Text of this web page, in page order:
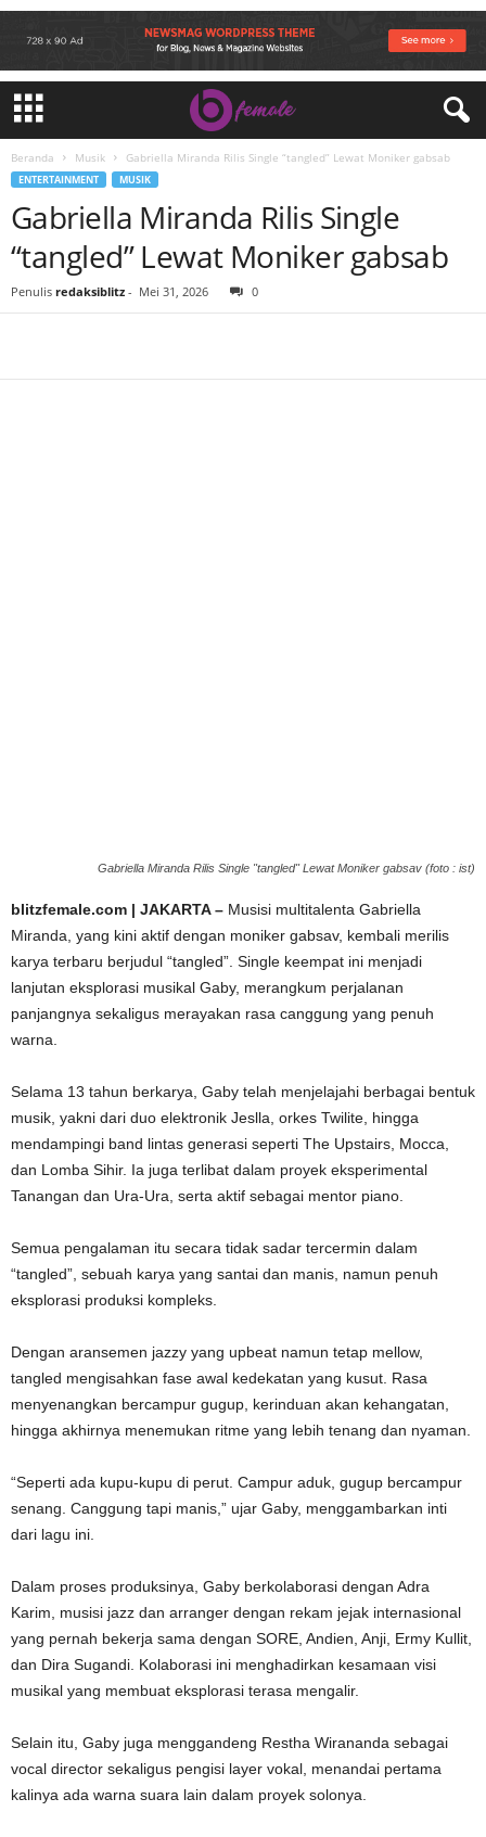
Beranda Musik Gabriella Miranda Rilis Single “tangled” Lewat Moniker gabsab
ENTERTAINMENT MUSIK
Gabriella Miranda Rilis Single
“tangled” Lewat Moniker gabsab
Penulis redaksiblitz - Mei 31, 2026 0
Gabriella Miranda Rilis Single "tangled" Lewat Moniker gabsav (foto : ist)
blitzfemale.com | JAKARTA – Musisi multitalenta Gabriella
Miranda, yang kini aktif dengan moniker gabsav, kembali merilis
karya terbaru berjudul “tangled”. Single keempat ini menjadi
lanjutan eksplorasi musikal Gaby, merangkum perjalanan
panjangnya sekaligus merayakan rasa canggung yang penuh
warna.
Selama 13 tahun berkarya, Gaby telah menjelajahi berbagai bentuk
musik, yakni dari duo elektronik Jeslla, orkes Twilite, hingga
mendampingi band lintas generasi seperti The Upstairs, Mocca,
dan Lomba Sihir. Ia juga terlibat dalam proyek eksperimental
Tanangan dan Ura-Ura, serta aktif sebagai mentor piano.
Semua pengalaman itu secara tidak sadar tercermin dalam
“tangled”, sebuah karya yang santai dan manis, namun penuh
eksplorasi produksi kompleks.
Dengan aransemen jazzy yang upbeat namun tetap mellow,
tangled mengisahkan fase awal kedekatan yang kusut. Rasa
menyenangkan bercampur gugup, kerinduan akan kehangatan,
hingga akhirnya menemukan ritme yang lebih tenang dan nyaman.
“Seperti ada kupu-kupu di perut. Campur aduk, gugup bercampur
senang. Canggung tapi manis,” ujar Gaby, menggambarkan inti
dari lagu ini.
Dalam proses produksinya, Gaby berkolaborasi dengan Adra
Karim, musisi jazz dan arranger dengan rekam jejak internasional
yang pernah bekerja sama dengan SORE, Andien, Anji, Ermy Kullit,
dan Dira Sugandi. Kolaborasi ini menghadirkan kesamaan visi
musikal yang membuat eksplorasi terasa mengalir.
Selain itu, Gaby juga menggandeng Restha Wirananda sebagai
vocal director sekaligus pengisi layer vokal, menandai pertama
kalinya ada warna suara lain dalam proyek solonya.